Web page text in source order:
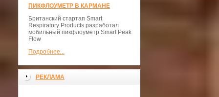
ПИКФЛОУМЕТР В КАРМАНЕ
Британский стартап Smart
Respiratory Products разработал
мобильный пикфлоуметр Smart Peak
Flow
Подробнее...
РЕКЛАМА